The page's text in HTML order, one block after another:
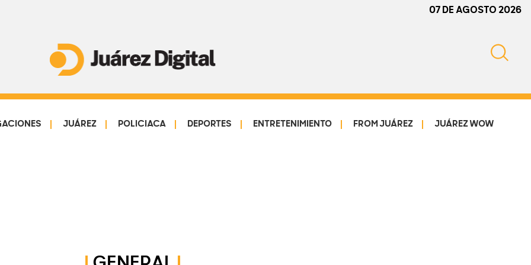
07 DE AGOSTO 2026
Digital
y
protegemos
JUÁREZ POLICIACA DEPORTES ENTRETENIMIENTO FROM JUÁREZ JUÁREZ WOW